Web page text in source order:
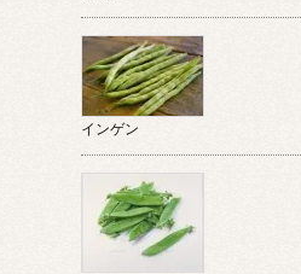
インゲン